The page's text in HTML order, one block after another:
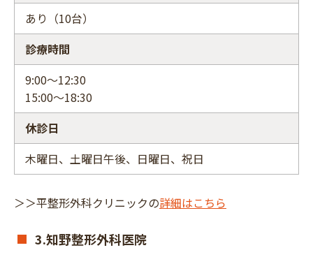
あり（10台）
診療時間
9:00～12:30
15:00～18:30
休診日
木曜日、土曜日午後、日曜日、祝日
＞＞平整形外科クリニックの詳細はこちら
3.知野整形外科医院